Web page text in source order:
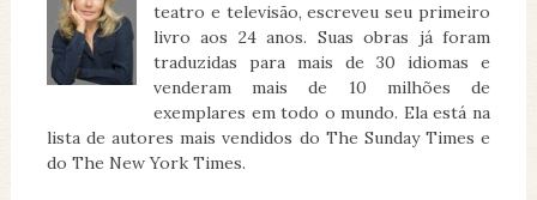
teatro e televisão, escreveu seu primeiro
livro aos 24 anos. Suas obras já foram
traduzidas para mais de 30 idiomas e
venderam mais de 10 milhões de
exemplares em todo o mundo. Ela está na
lista de autores mais vendidos do The Sunday Times e
do The New York Times.